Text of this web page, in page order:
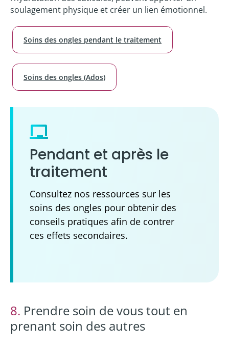
soulagement physique et créer un lien émotionnel.
Soins des ongles pendant le traitement
Soins des ongles (Ados)
Pendant et après le
traitement
Consultez nos ressources sur les
soins des ongles pour obtenir des
conseils pratiques afin de contrer
ces effets secondaires.
8. Prendre soin de vous tout en
prenant soin des autres